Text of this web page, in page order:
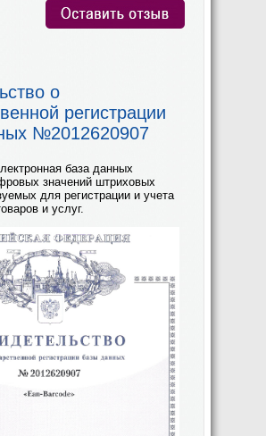
о
регистрации
№2012620907
база данных
значений штриховых
для регистрации и учета
и услуг.